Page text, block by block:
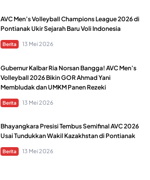
AVC Men’s Volleyball Champions League 2026 di
Pontianak Ukir Sejarah Baru Voli Indonesia
Berita 13 Mei 2026
Gubernur Kalbar Ria Norsan Bangga! AVC Men’s
Volleyball 2026 Bikin GOR Ahmad Yani
Membludak dan UMKM Panen Rezeki
Berita 13 Mei 2026
Bhayangkara Presisi Tembus Semifinal AVC 2026
Usai Tundukkan Wakil Kazakhstan di Pontianak
Berita 13 Mei 2026